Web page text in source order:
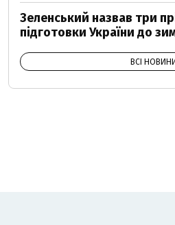
Зеленський назвав три
підготовки України до
ВСІ НОВИНИ